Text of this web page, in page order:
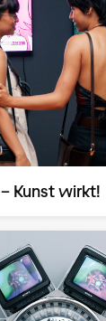
Kunst wirkt!